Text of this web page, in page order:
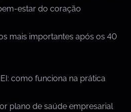
estar do coração
mais importantes após os 40
como funciona na prática
plano de saúde empresarial